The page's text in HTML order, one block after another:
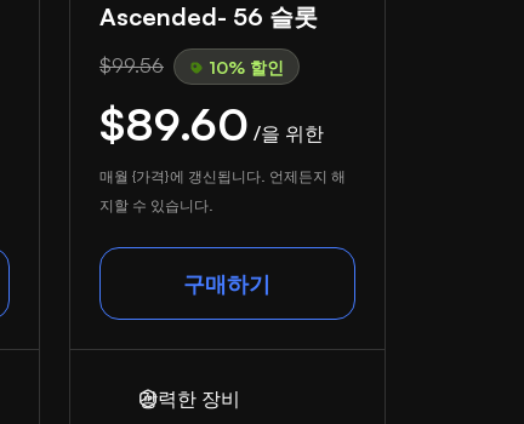
Ascended- 56 슬롯
$99.56 10% 할인
$89.60 /을 위한
매월 {가격}에 갱신됩니다. 언제든지 해
지할 수 있습니다.
구매하기
강력한 장비